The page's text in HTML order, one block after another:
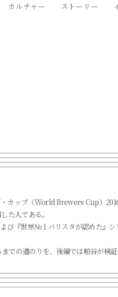
カルチャー ストーリー
カップ（World Brewers Cup）
た人である。
び『世界№１バリスタが認めた』
での道のりを、後編では粕谷が検